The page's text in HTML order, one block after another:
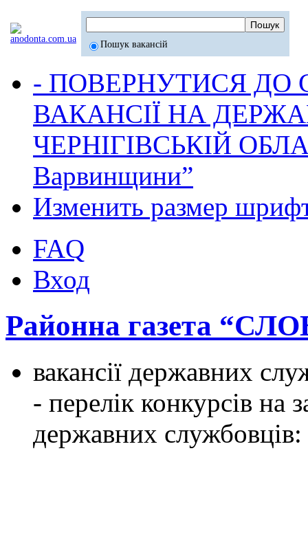
Пошук вакансій
- ПОВЕРНУТИСЯ ДО
ВАКАНСІЇ НА
ЧЕРНІГІВСЬКІЙ
Варвинщини”
Изменить размер
FAQ
Вход
Районна газета
вакансії державних
- перелік конкурсів на
державних службовців: